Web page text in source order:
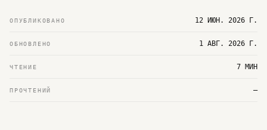
ОПУБЛИКОВАНО 12 ИЮН. 2026 Г.
ОБНОВЛЕНО 1 АВГ. 2026 Г.
ЧТЕНИЕ 7 МИН
ПРОЧТЕНИЙ —